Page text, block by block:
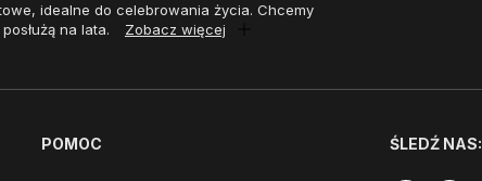
idealne do celebrowania życia. Chcemy
na lata.
Zobacz więcej
POMOC ŚLEDŹ NAS: